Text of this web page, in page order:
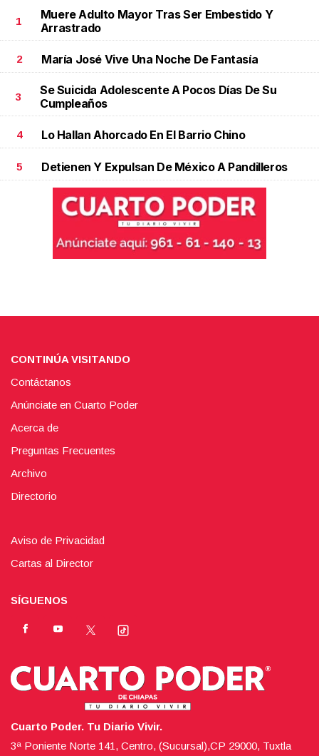
1
Muere Adulto Mayor Tras Ser Embestido Y
Arrastrado
2 María José Vive Una Noche De Fantasía
3
Se Suicida Adolescente A Pocos Días De Su
Cumpleaños
4 Lo Hallan Ahorcado En El Barrio Chino
5 Detienen Y Expulsan De México A Pandilleros
CONTINÚA VISITANDO
Contáctanos
Anúnciate en Cuarto Poder
Acerca de
Preguntas Frecuentes
Archivo
Directorio
Aviso de Privacidad
Cartas al Director
SÍGUENOS
Cuarto Poder. Tu Diario Vivir.
3ª Poniente Norte 141, Centro, (Sucursal),CP 29000, Tuxtla